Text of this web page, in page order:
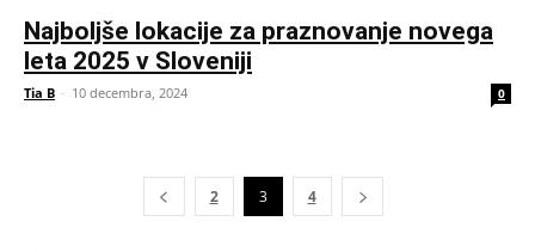
Najboljše lokacije za praznovanje novega
leta 2025 v Sloveniji
Tia B - 10 decembra, 2024 0
2 3 4